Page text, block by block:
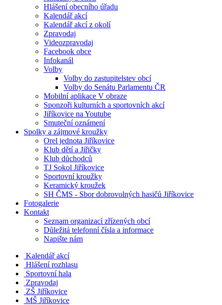
Hlášení obecního úřadu
Kalendář akcí
Kalendář akcí z okolí
Zpravodaj
Videozpravodaj
Facebook obce
Infokanál
Volby
Volby do zastupitelstev obcí
Volby do Senátu Parlamentu ČR
Mobilní aplikace V obraze
Sponzoři kulturních a sportovních akcí
Jiříkovice na Youtube
Smuteční oznámení
Spolky a zájmové kroužky
Orel jednota Jiříkovice
Klub dětí a Jiřičky
Klub důchodců
TJ Sokol Jiříkovice
Sportovní kroužky
Keramický kroužek
SH ČMS - Sbor dobrovolných hasičů Jiříkovice
Fotogalerie
Kontakt
Seznam organizací zřízených obcí
Důležitá telefonní čísla a informace
Napište nám
Kalendář akcí
Hlášení rozhlasu
Sportovní hala
Zpravodaj
ZŠ Jiříkovice
MŠ Jiříkovice